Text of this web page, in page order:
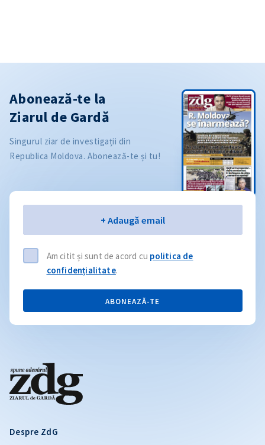
Despre ZdG
Abonează-te la
Ziarul de Gardă
Singurul ziar de investigații din
Republica Moldova. Abonează-te și tu!
+ Adaugă email
Am citit și sunt de acord cu politica de
confidențialitate.
ABONEAZĂ-TE